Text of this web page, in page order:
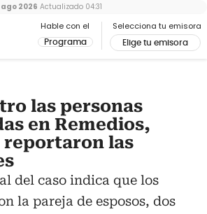
Hable con el
Programa
Selecciona tu emisora
Elige tu emisora
ago 2026 Actualizado 04:31
las personas
en Remedios,
las
del caso indica que los
la pareja de esposos, dos